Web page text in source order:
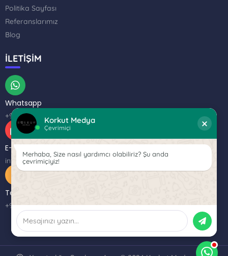
Politika Sayfası
Referanslarımız
Blog
İLETİŞİM
Whatsapp
+90 (537) 375 88 02
E-posta
info@korkutmedya.com
Telefon
+90 (537) 375 88 02
Korkut Medya
Çevrimiçi ×
Merhaba, Size nasıl yardımcı olabiliriz? Şu anda
çevrimiçiyiz!